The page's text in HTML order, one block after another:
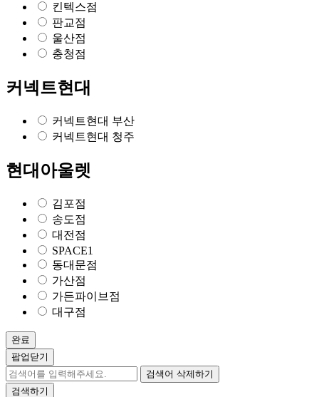
킨텍스점
판교점
울산점
충청점
커넥트현대
커넥트현대 부산
커넥트현대 청주
현대아울렛
김포점
송도점
대전점
SPACE1
동대문점
가산점
가든파이브점
대구점
완료
팝업닫기
검색어 삭제하기
검색하기